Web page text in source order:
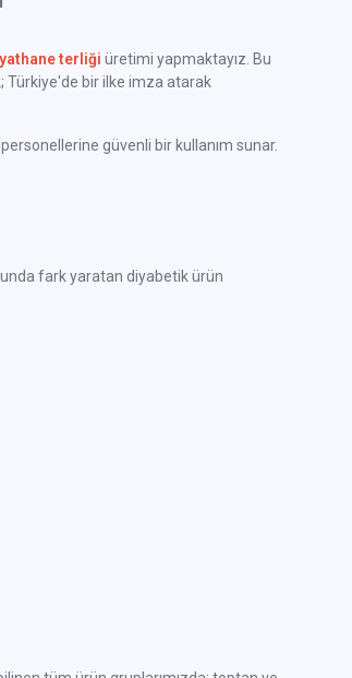
terliği üretimi yapmaktayız. Bu
bir ilke imza atarak
güvenli bir kullanım sunar.
fark yaratan diyabetik ürün